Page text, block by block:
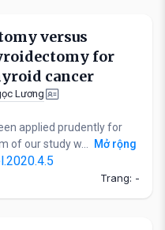
versus
for
cancer
Lương
applied prudently for
of our study w...
Mở rộng
Trang: -